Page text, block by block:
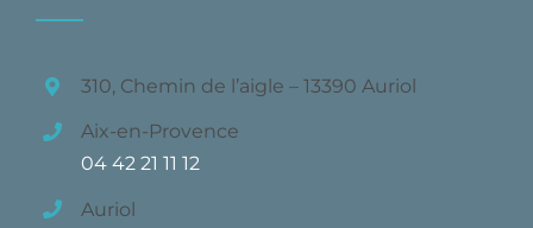
310, Chemin de l’aigle – 13390 Auriol
Aix-en-Provence
04 42 21 11 12
Auriol